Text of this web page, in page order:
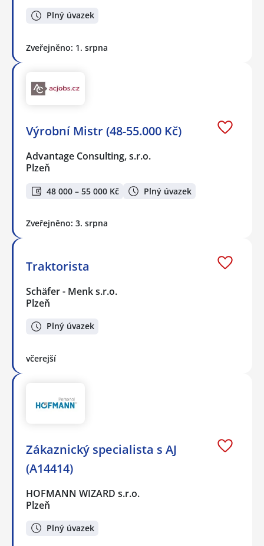
Plný úvazek
Zveřejněno: 1. srpna
Výrobní Mistr (48-55.000 Kč)
Advantage Consulting, s.r.o.
Plzeň
48 000 – 55 000 Kč Plný úvazek
Zveřejněno: 3. srpna
Traktorista
Schäfer - Menk s.r.o.
Plzeň
Plný úvazek
včerejší
Zákaznický specialista s AJ
(A14414)
HOFMANN WIZARD s.r.o.
Plzeň
Plný úvazek